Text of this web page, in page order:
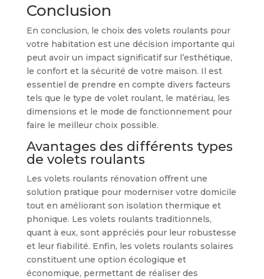
Conclusion
En conclusion, le choix des volets roulants pour
votre habitation est une décision importante qui
peut avoir un impact significatif sur l’esthétique,
le confort et la sécurité de votre maison. Il est
essentiel de prendre en compte divers facteurs
tels que le type de volet roulant, le matériau, les
dimensions et le mode de fonctionnement pour
faire le meilleur choix possible.
Avantages des différents types
de volets roulants
Les volets roulants rénovation offrent une
solution pratique pour moderniser votre domicile
tout en améliorant son isolation thermique et
phonique. Les volets roulants traditionnels,
quant à eux, sont appréciés pour leur robustesse
et leur fiabilité. Enfin, les volets roulants solaires
constituent une option écologique et
économique, permettant de réaliser des